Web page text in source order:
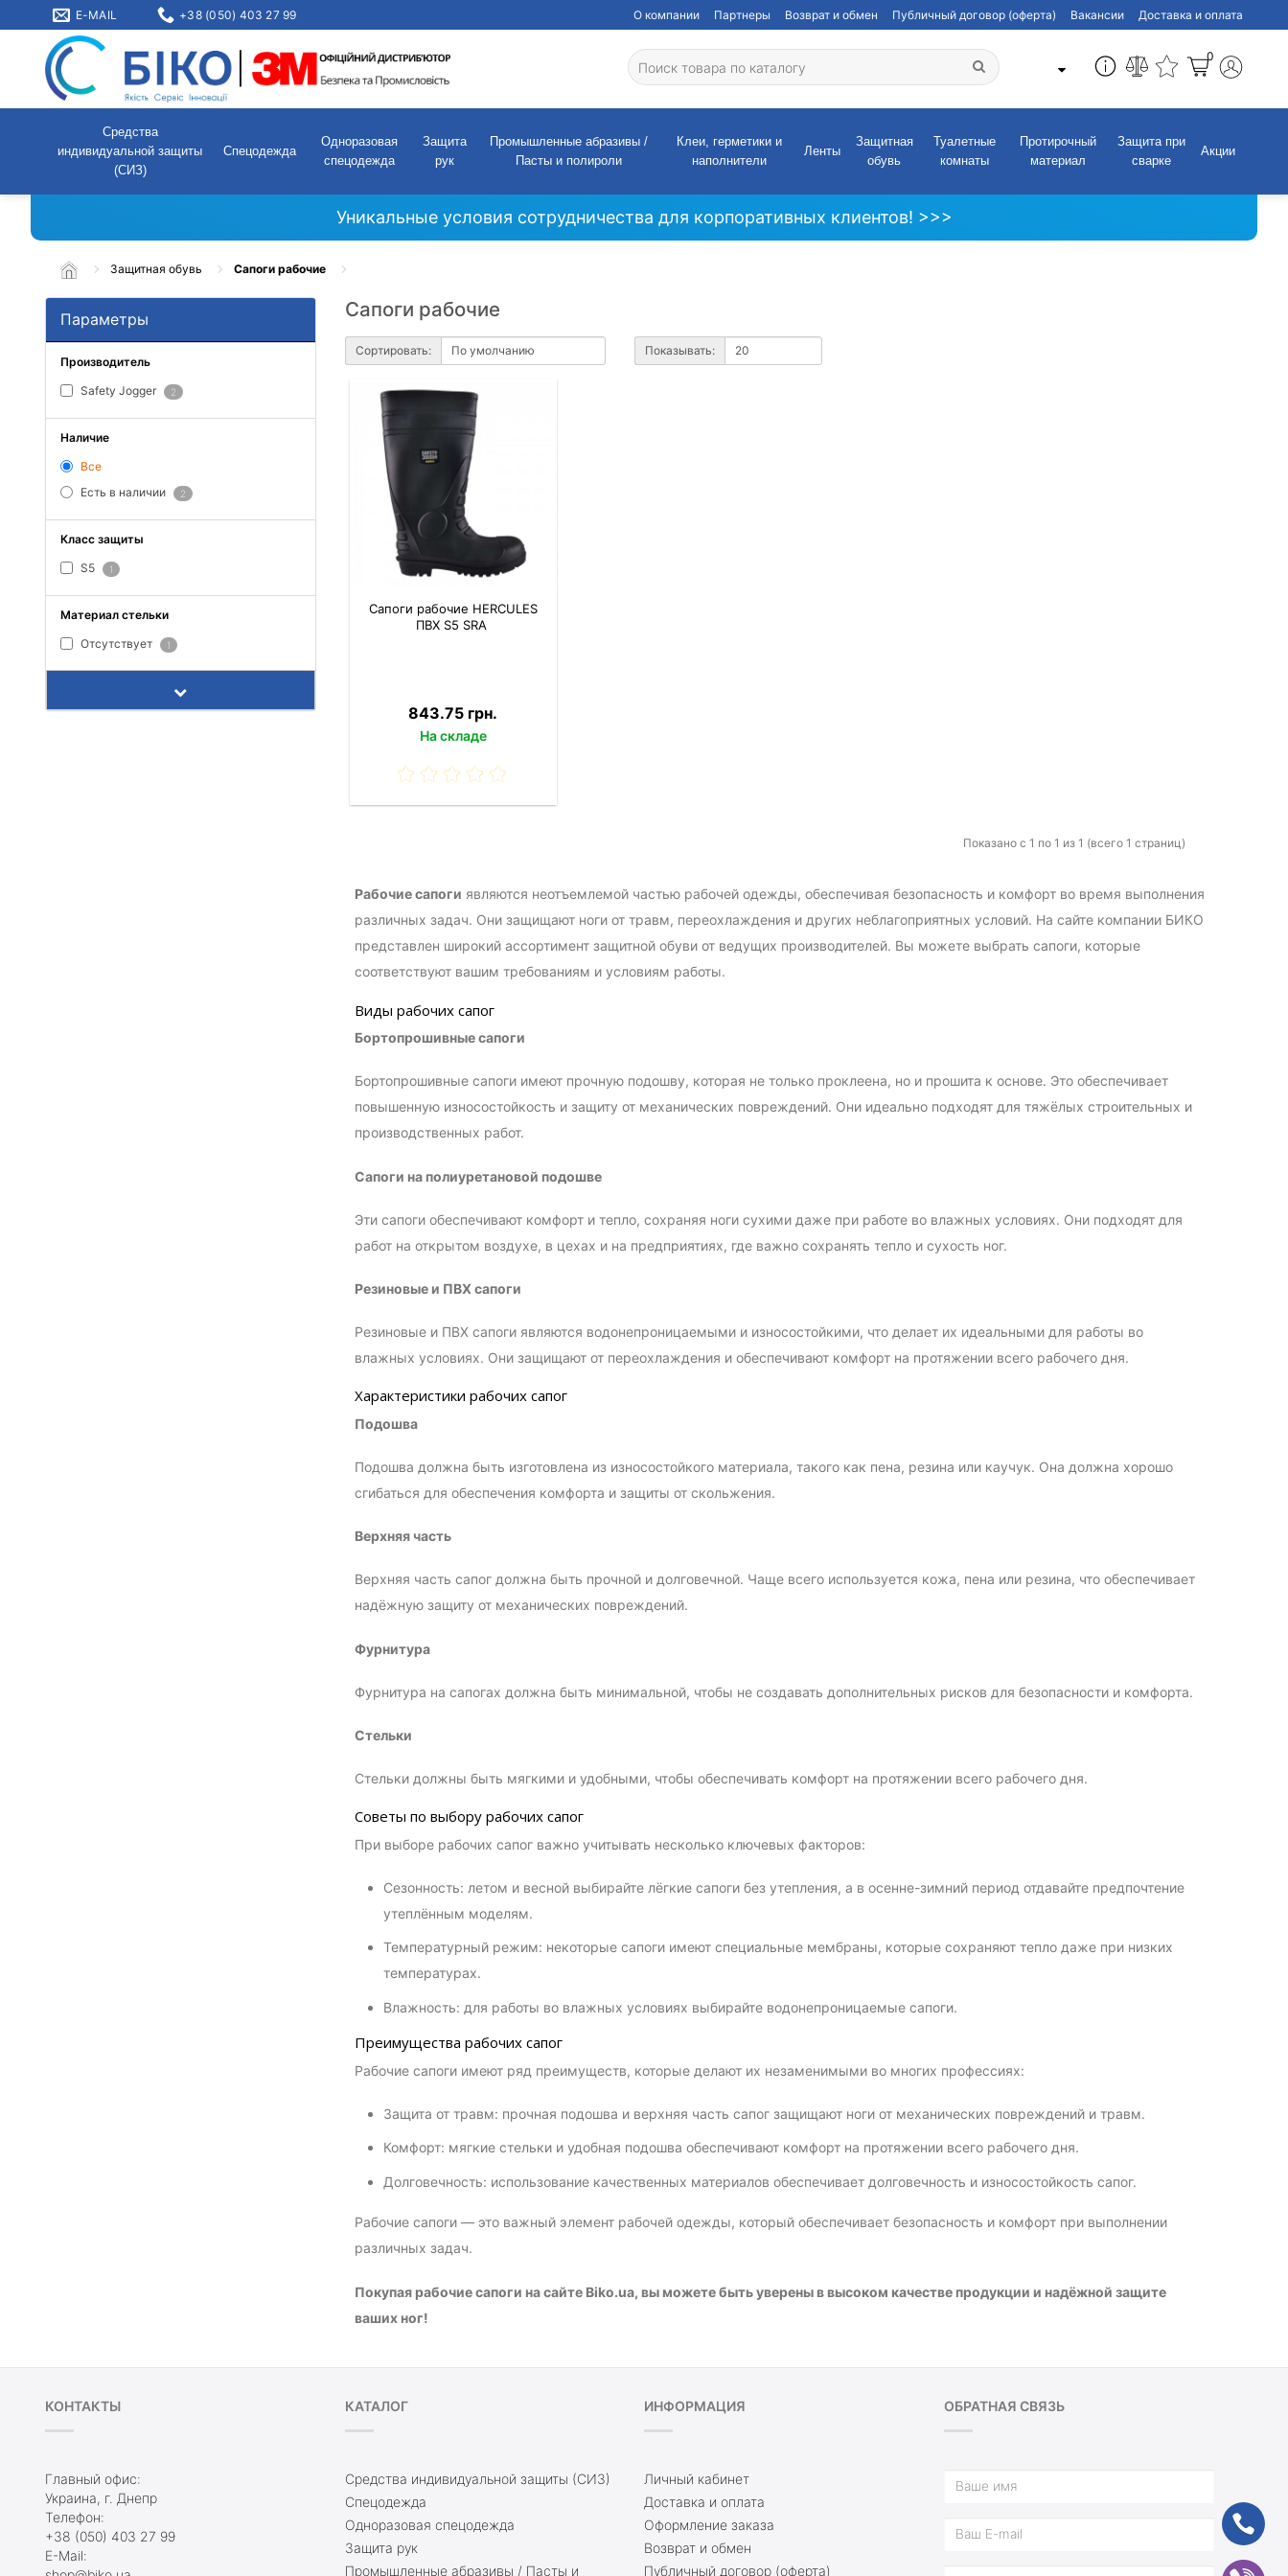
E-MAIL +38 (050) 403 27 99 О компании Партнеры Возврат и обмен Публичный договор (оферта) Вакансии Доставка и оплата
0
Средства
индивидуальной защиты
(СИЗ)
Спецодежда
Одноразовая
спецодежда
Защита
рук
Промышленные абразивы /
Пасты и полироли
Клеи, герметики и
наполнители
Ленты
Защитная
обувь
Туалетные
комнаты
Протирочный
материал
Защита при
сварке
Акции
Уникальные условия сотрудничества для корпоративных клиентов! >>>
Защитная обувь Сапоги рабочие
Параметры
Производитель
Safety Jogger 2
Наличие
Все
Есть в наличии
2
Класс защиты
S5 1
Материал стельки
Отсутствует 1
Сапоги рабочие
Сортировать: Показывать:
Сапоги рабочие HERCULES
ПВХ S5 SRA
843.75 грн.
На складе
Показано с 1 по 1 из 1 (всего 1 страниц)
Рабочие сапоги являются неотъемлемой частью рабочей одежды, обеспечивая безопасность и комфорт во время выполнения
различных задач. Они защищают ноги от травм, переохлаждения и других неблагоприятных условий. На сайте компании БИКО
представлен широкий ассортимент защитной обуви от ведущих производителей. Вы можете выбрать сапоги, которые
соответствуют вашим требованиям и условиям работы.
Виды рабочих сапог
Бортопрошивные сапоги
Бортопрошивные сапоги имеют прочную подошву, которая не только проклеена, но и прошита к основе. Это обеспечивает
повышенную износостойкость и защиту от механических повреждений. Они идеально подходят для тяжёлых строительных и
производственных работ.
Сапоги на полиуретановой подошве
Эти сапоги обеспечивают комфорт и тепло, сохраняя ноги сухими даже при работе во влажных условиях. Они подходят для
работ на открытом воздухе, в цехах и на предприятиях, где важно сохранять тепло и сухость ног.
Резиновые и ПВХ сапоги
Резиновые и ПВХ сапоги являются водонепроницаемыми и износостойкими, что делает их идеальными для работы во
влажных условиях. Они защищают от переохлаждения и обеспечивают комфорт на протяжении всего рабочего дня.
Характеристики рабочих сапог
Подошва
Подошва должна быть изготовлена из износостойкого материала, такого как пена, резина или каучук. Она должна хорошо
сгибаться для обеспечения комфорта и защиты от скольжения.
Верхняя часть
Верхняя часть сапог должна быть прочной и долговечной. Чаще всего используется кожа, пена или резина, что обеспечивает
надёжную защиту от механических повреждений.
Фурнитура
Фурнитура на сапогах должна быть минимальной, чтобы не создавать дополнительных рисков для безопасности и комфорта.
Стельки
Стельки должны быть мягкими и удобными, чтобы обеспечивать комфорт на протяжении всего рабочего дня.
Советы по выбору рабочих сапог
При выборе рабочих сапог важно учитывать несколько ключевых факторов:
Сезонность: летом и весной выбирайте лёгкие сапоги без утепления, а в осенне-зимний период отдавайте предпочтение
утеплённым моделям.
Температурный режим: некоторые сапоги имеют специальные мембраны, которые сохраняют тепло даже при низких
температурах.
Влажность: для работы во влажных условиях выбирайте водонепроницаемые сапоги.
Преимущества рабочих сапог
Рабочие сапоги имеют ряд преимуществ, которые делают их незаменимыми во многих профессиях:
Защита от травм: прочная подошва и верхняя часть сапог защищают ноги от механических повреждений и травм.
Комфорт: мягкие стельки и удобная подошва обеспечивают комфорт на протяжении всего рабочего дня.
Долговечность: использование качественных материалов обеспечивает долговечность и износостойкость сапог.
Рабочие сапоги — это важный элемент рабочей одежды, который обеспечивает безопасность и комфорт при выполнении
различных задач.
Покупая рабочие сапоги на сайте Biko.ua, вы можете быть уверены в высоком качестве продукции и надёжной защите
ваших ног!
КОНТАКТЫ
Главный офис:
Украина, г. Днепр
Телефон:
+38 (050) 403 27 99
E-Mail:
КАТАЛОГ
Средства индивидуальной защиты (СИЗ)
Спецодежда
Одноразовая спецодежда
Защита рук
Промышленные абразивы / Пасты и
ИНФОРМАЦИЯ
Личный кабинет
Доставка и оплата
Оформление заказа
Возврат и обмен
Публичный договор (оферта)
ОБРАТНАЯ СВЯЗЬ
ph
vb